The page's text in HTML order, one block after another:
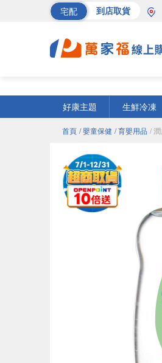
宅配 到店取貨
好康主題
生鮮冷凍
首頁 / 嬰童保健 / 育嬰用品 /